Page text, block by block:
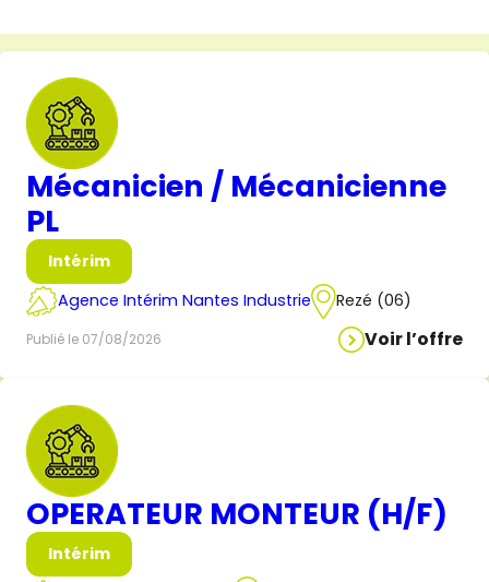
Mécanicien / Mécanicienne
PL
Intérim
Agence Intérim Nantes Industrie
Rezé (06)
Publié le 07/08/2026 Voir l’offre
OPERATEUR MONTEUR (H/F)
Intérim